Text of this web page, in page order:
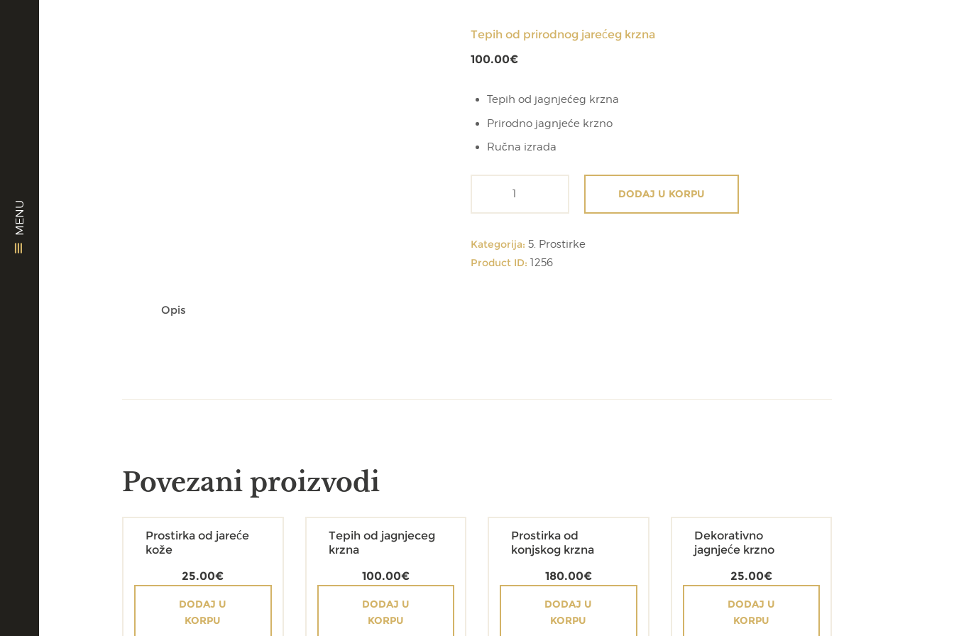
MENU
Tepih od prirodnog jarećeg krzna
100.00€
Tepih od jagnjećeg krzna
Prirodno jagnjeće krzno
Ručna izrada
jarećeg
krzna
DODAJ U KORPU
Kategorija: 5. Prostirke
Product ID: 1256
Opis
Povezani proizvodi
Prostirka od jareće
kože
25.00€
DODAJ U
KORPU
Tepih od jagnjeceg
krzna
100.00€
DODAJ U
KORPU
Prostirka od
konjskog krzna
180.00€
DODAJ U
KORPU
Dekorativno
jagnjeće krzno
25.00€
DODAJ U
KORPU